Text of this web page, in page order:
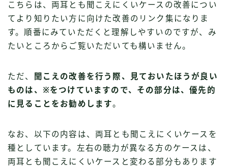
こちらは、両耳とも聞こえにくいケースの改善につい
てより知りたい方に向けた改善のリンク集になりま
す。順番にみていただくと理解しやすいのですが、み
たいところからご覧いただいても構いません。
ただ、
聞こえの改善を行う際、見ておいたほうが良い
ものは、 ※をつけていますので、その部分は、優先的
に見ることをお勧めします。
なお、以下の内容は、両耳とも聞こえにくいケースを
種としています。左右の聴力が異なる方のケースは、
両耳とも聞こえにくいケースと変わる部分もあります